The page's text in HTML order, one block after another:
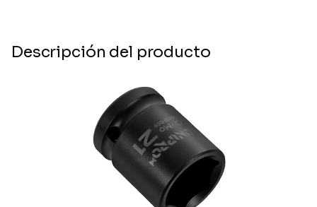
Descripción del producto